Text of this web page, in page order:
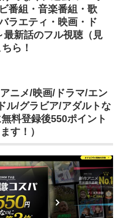
番組・音楽番組・歌
ラエティ・映画・ド
最新話のフル視聴（見
ら！
ニメ/映画/ドラマ/エン
ル/グラビア/アダルトな
料登録後550ポイント
す！）